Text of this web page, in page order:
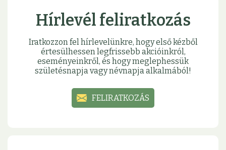
Hírlevél feliratkozás
Iratkozzon fel hírlevelünkre, hogy első kézből
értesülhessen legfrissebb akcióinkról,
eseményeinkről, és hogy meglephessük
születésnapja vagy névnapja alkalmából!
FELIRATKOZÁS